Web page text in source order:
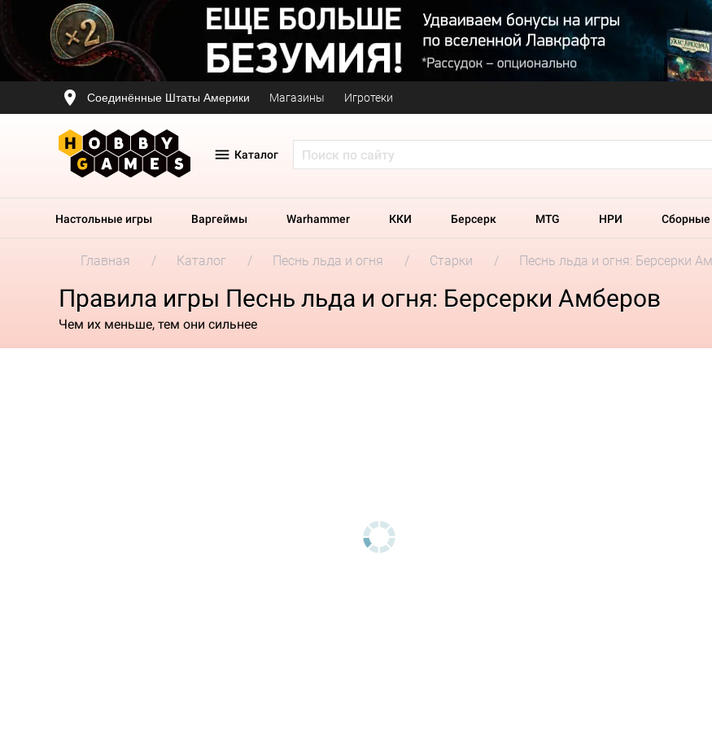
Соединённые Штаты Америки Магазины Игротеки
Каталог
Настольные игры Варгеймы Warhammer ККИ Берсерк MTG НРИ
Главная Каталог Песнь льда и огня Старки Песнь льда и огня: Берсерки
Правила игры Песнь льда и огня: Берсерки Амберов
Чем их меньше, тем они сильнее